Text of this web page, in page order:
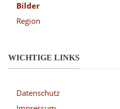
Bilder
Region
WICHTIGE LINKS
Datenschutz